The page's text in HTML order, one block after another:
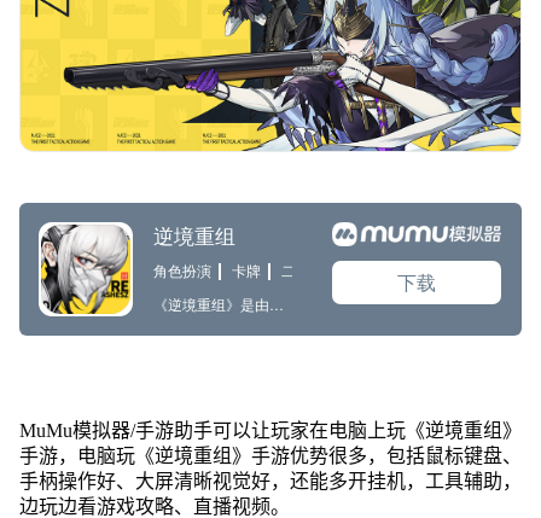
MuMu模拟器/手游助手可以让玩家在电脑上玩《逆境重组》
手游，电脑玩《逆境重组》手游优势很多，包括鼠标键盘、
手柄操作好、大屏清晰视觉好，还能多开挂机，工具辅助，
边玩边看游戏攻略、直播视频。